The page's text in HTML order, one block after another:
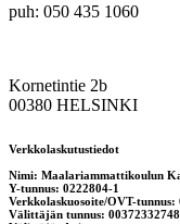
puh: 050 435 1060
Kornetintie 2b
00380 HELSINKI
Verkkolaskutustiedot
Nimi: Maalariammattikoulun
Y-tunnus: 0222804-1
Verkkolaskuosoite/OVT-tunnus:
Välittäjän tunnus: